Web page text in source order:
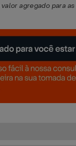
agregado para